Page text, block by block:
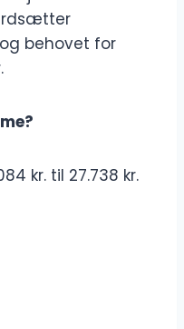
behovet for
kr. til 27.738 kr.